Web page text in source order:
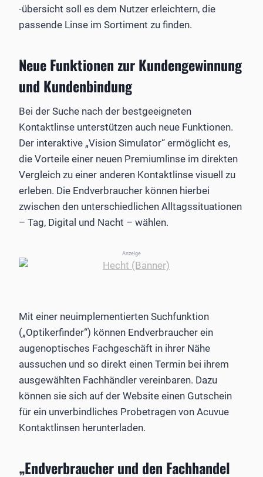
-übersicht soll es dem Nutzer erleichtern, die
passende Linse im Sortiment zu finden.
Neue Funktionen zur Kundengewinnung
und Kundenbindung
Bei der Suche nach der bestgeeigneten
Kontaktlinse unterstützen auch neue Funktionen.
Der interaktive „Vision Simulator“ ermöglicht es,
die Vorteile einer neuen Premiumlinse im direkten
Vergleich zu einer anderen Kontaktlinse visuell zu
erleben. Die Endverbraucher können hierbei
zwischen den unterschiedlichen Alltagssituationen
– Tag, Digital und Nacht – wählen.
Anzeige
Mit einer neuimplementierten Suchfunktion
(„Optikerfinder“) können Endverbraucher ein
augenoptisches Fachgeschäft in ihrer Nähe
aussuchen und so direkt einen Termin bei ihrem
ausgewählten Fachhändler vereinbaren. Dazu
können sie sich auf der Website einen Gutschein
für ein unverbindliches Probetragen von Acuvue
Kontaktlinsen herunterladen.
„Endverbraucher und den Fachhandel